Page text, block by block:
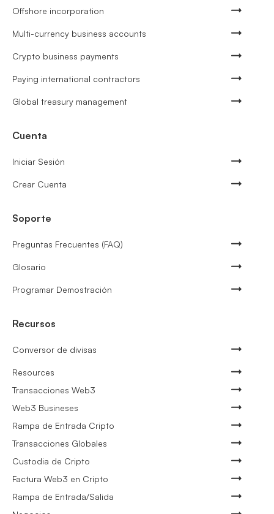
Offshore incorporation
Multi-currency business accounts
Crypto business payments
Paying international contractors
Global treasury management
Cuenta
Iniciar Sesión
Crear Cuenta
Soporte
Preguntas Frecuentes (FAQ)
Glosario
Programar Demostración
Recursos
Conversor de divisas
Resources
Transacciones Web3
Web3 Busineses
Rampa de Entrada Cripto
Transacciones Globales
Custodia de Cripto
Factura Web3 en Cripto
Rampa de Entrada/Salida